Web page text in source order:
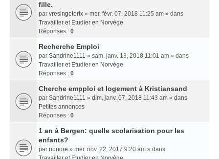
fille.
par vresingetorix » mer. févr. 07, 2018 11:25 am » dans
Travailler et Etudier en Norvège
Réponses : 0
Recherche Emploi
par Sandrine1111 » sam. janv. 13, 2018 11:01 am » dans
Travailler et Etudier en Norvège
Réponses : 0
Cherche empploi et logement à Kristiansand
par Sandrine1111 » dim. janv. 07, 2018 11:43 am » dans
Petites annonces
Réponses : 0
1 an à Bergen: quelle scolarisation pour les
enfants?
par nonore » mer. nov. 22, 2017 9:20 am » dans